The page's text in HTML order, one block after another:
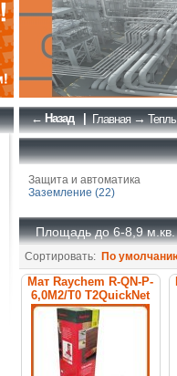
← Назад | Главная→
Защита и автоматика
Заземление (22)
Площадь до 6-8,9 м.кв.
Сортировать: По
Мат Raychem R-QN-P-
6,0M2/T0 T2QuickNet
(без термостата)